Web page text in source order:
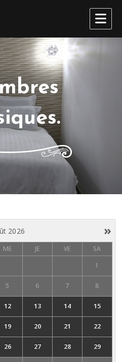
»
2026
ME JE VE
SA
1
5 6 7 8
12 13 14 15
19 20 21 22
26 27 28 29